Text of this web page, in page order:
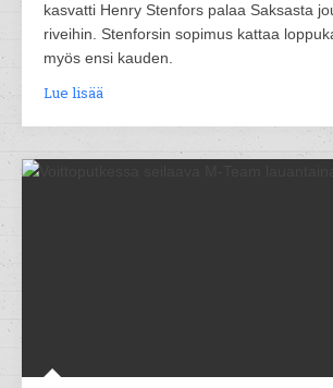
kasvatti Henry Stenfors palaa Saksasta
riveihin. Stenforsin sopimus kattaa
myös ensi kauden.
Lue lisää